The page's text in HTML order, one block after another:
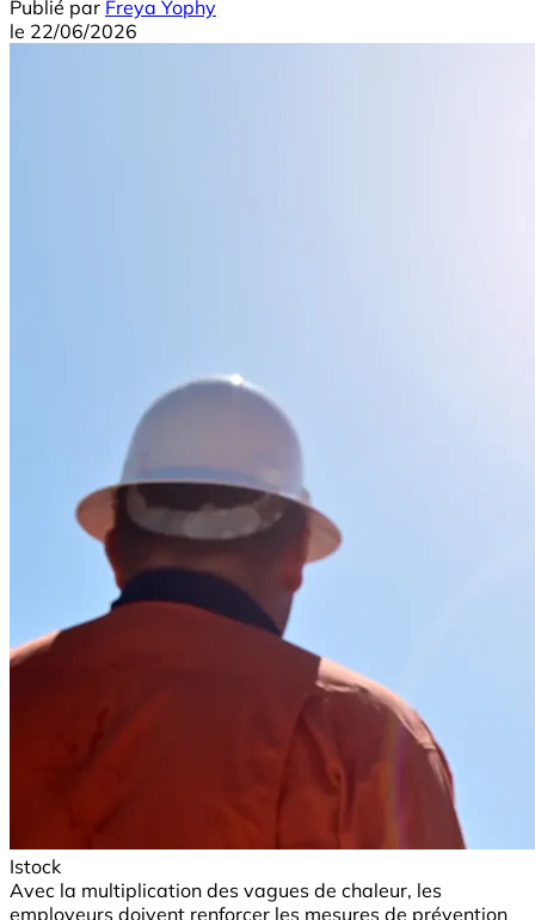
Publié par Freya Yophy
le 22/06/2026
Istock
Avec la multiplication des vagues de chaleur, les
employeurs doivent renforcer les mesures de prévention